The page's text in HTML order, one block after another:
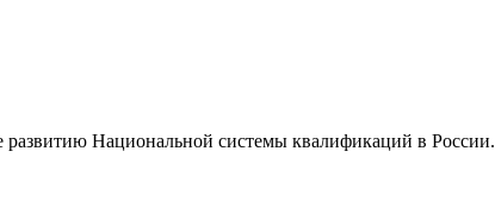
развитию Национальной системы квалификаций в России.